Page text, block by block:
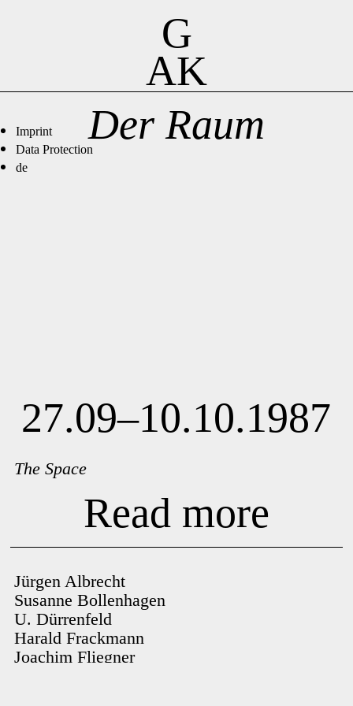
G
AK
Imprint
Data Protection
de
Der Raum
27.09–10.10.1987
The Space
Read more
Jürgen Albrecht
Susanne Bollenhagen
U. Dürrenfeld
Harald Frackmann
Joachim Fliegner